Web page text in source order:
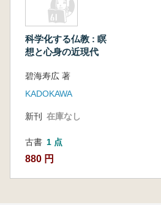
科学化する仏教 : 瞑
想と心身の近現代
碧海寿広 著
KADOKAWA
新刊 在庫なし
古書 1 点
880 円